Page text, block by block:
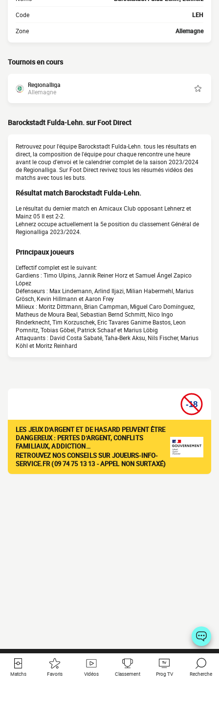
Code LEH
Zone Allemagne
Tournois en cours
Regionalliga
Allemagne
Barockstadt Fulda-Lehn. sur Foot Direct
Retrouvez pour l'équipe Barockstadt Fulda-Lehn. tous les résultats en
direct, la composition de l'équipe pour chaque rencontre une heure
avant le coup d'envoi et le calendrier complet de la saison 2023/2024
de Regionalliga. Sur Foot Direct revivez tous les résumés vidéos des
matchs avec tous les buts.
Résultat match Barockstadt Fulda-Lehn.
Le résultat du dernier match en Amicaux Club opposant Lehnerz et
Mainz 05 II est 2-2.
Lehnerz occupe actuellement la 5e position du classement Général de
Regionalliga 2023/2024.
Principaux joueurs
L'effectif complet est le suivant:
Gardiens : Timo Ulpins, Jannik Reiner Horz et Samuel Ángel Zapico
López
Défenseurs : Max Lindemann, Arlind Iljazi, Milian Habermehl, Marius
Grösch, Kevin Hillmann et Aaron Frey
Milieux : Moritz Dittmann, Brian Campman, Miguel Caro Domínguez,
Matheus de Moura Beal, Sebastian Bernd Schmitt, Nico Ingo
Rinderknecht, Tim Korzuschek, Eric Tavares Ganime Bastos, Leon
Pomnitz, Tobias Göbel, Patrick Schaaf et Marius Löbig
Attaquants : David Costa Sabaté, Taha-Berk Aksu, Nils Fischer, Marius
Köhl et Moritz Reinhard
LES JEUX D'ARGENT ET DE HASARD PEUVENT ÊTRE
DANGEREUX : PERTES D'ARGENT, CONFLITS
FAMILIAUX, ADDICTION…
RETROUVEZ NOS CONSEILS SUR JOUEURS-INFO-
SERVICE.FR (09 74 75 13 13 - APPEL NON SURTAXÉ)
Matchs Favoris Vidéos Classement Prog TV Recherche